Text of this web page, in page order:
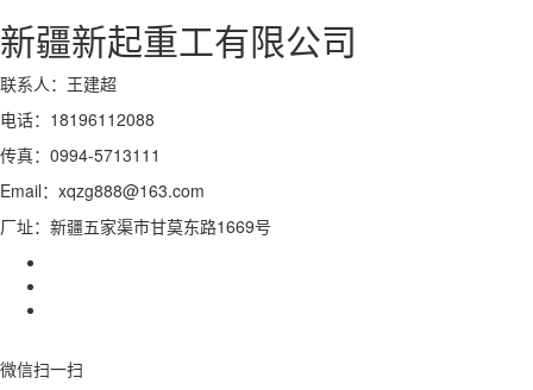
新疆新起重工有限公司
联系人：王建超
电话：18196112088
传真：0994-5713111
Email：xqzg888@163.com
厂址：新疆五家渠市甘莫东路1669号
微信扫一扫